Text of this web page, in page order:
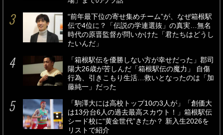
“前年最下位の寄せ集めチーム”が、なぜ箱根駅
伝で4位に？「伝説の学連選抜」の真実…無名
時代の原晋監督が問いかけた「君たちはどうし
たいんだ」
「箱根駅伝を優勝しない方が幸せだった」郡司
陽大26歳が苦しんだ「箱根駅伝の魔力」 自傷
行為、引きこもり生活…救いとなったのは「加
藤純一」だった
「駒澤大には高校トップ10の3人が」「創価大
は13分台6人の過去最高スカウト！」箱根駅伝
シード校に“黄金世代”きたか？ 新入生2026を
リストで紹介